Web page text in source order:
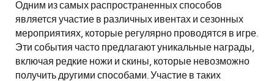
Одним из самых распространенных способов
является участие в различных ивентах и сезонных
мероприятиях, которые регулярно проводятся в игре.
Эти события часто предлагают уникальные награды,
включая редкие ножи и скины, которые невозможно
получить другими способами. Участие в таких